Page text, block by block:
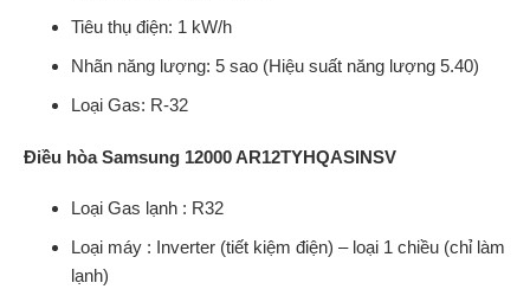
Tiêu thụ điện: 1 kW/h
Nhãn năng lượng: 5 sao (Hiệu suất năng lượng 5.40)
Loại Gas: R-32
Điều hòa Samsung 12000 AR12TYHQASINSV
Loại Gas lạnh : R32
Loại máy : Inverter (tiết kiệm điện) – loại 1 chiều (chỉ làm
lạnh)